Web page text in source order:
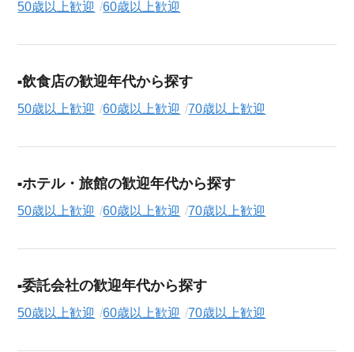
50歳以上歓迎 60歳以上歓迎
飲食店の歓迎年代から探す
50歳以上歓迎 60歳以上歓迎 70歳以上歓迎
ホテル・旅館の歓迎年代から探す
50歳以上歓迎 60歳以上歓迎 70歳以上歓迎
委託会社の歓迎年代から探す
50歳以上歓迎 60歳以上歓迎 70歳以上歓迎